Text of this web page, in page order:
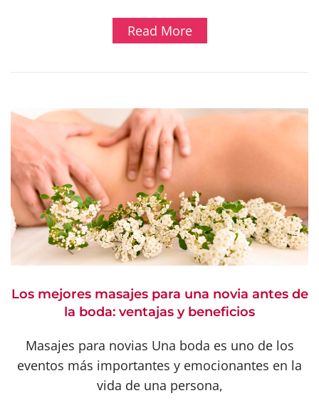
Read More
Los mejores masajes para una novia antes de
la boda: ventajas y beneficios
Masajes para novias Una boda es uno de los
eventos más importantes y emocionantes en la
vida de una persona,